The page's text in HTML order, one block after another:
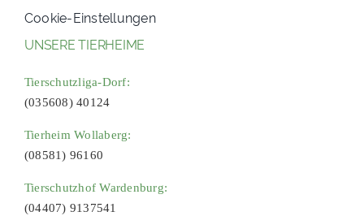
Cookie-Einstellungen
UNSERE TIERHEIME
Tierschutzliga-Dorf:
(035608) 40124
Tierheim Wollaberg:
(08581) 96160
Tierschutzhof Wardenburg:
(04407) 9137541